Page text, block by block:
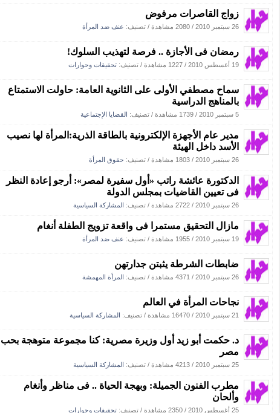
زواج القاصرات مرفوض
26 سبتمبر 2010 / 2080 مشاهدة / تصنيف: عنف ضد المرأة
رمضان فى الأجازة .. فرصة لتهذيب السلوك!
19 أغسطس 2010 / 1227 مشاهدة / تصنيف: تحقيقات وحوارات
سماح مصطفي الأولى على الثانوية العامة: حاولت الاستمتاع
بالمناهج الدراسية
5 سبتمبر 2010 / 1739 مشاهدة / تصنيف: القضايا الإجتماعية
مدير عام الأجهزة الإلكترونية بالطاقة الذرية:المرأة لها نصيب
الأسد داخل الهيئة
26 سبتمبر 2010 / 1803 مشاهدة / تصنيف: حقوق المرأة
الدكتورة عائشة راتب «أول سفيرة لمصر»: أرجو إعادة النظر
فى تعيين القاضيات بمجلس الدولة
26 سبتمبر 2010 / 2722 مشاهدة / تصنيف: المشاركة السياسية
مازال التحقيق مستمرا فى واقعة تزويج الطفلة أنغام
19 سبتمبر 2010 / 1955 مشاهدة / تصنيف: عنف ضد المرأة
ضابطات الشرطة يثبتن جدارتهن
26 سبتمبر 2010 / 4371 مشاهدة / تصنيف: المرأة المهمشة
نجاحات المرأة في العالم
21 سبتمبر 2010 / 16470 مشاهدة / تصنيف: المشاركة السياسية
د. حكمت أبو زيد أول وزيرة مصرية: كنا مجموعة متوهجة بحب
مصر
25 سبتمبر 2010 / 4213 مشاهدة / تصنيف: المشاركة السياسية
مطرب الفنون الجميلة: وبهجة الحياة .. فى مناظر وأنغام
وألحان
25 أغسطس 2010 / 2350 مشاهدة / تصنيف: تحقيقات وحوارات